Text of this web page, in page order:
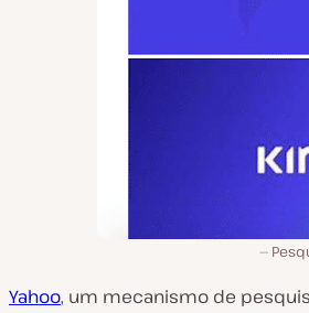
Yahoo, um mecanismo de